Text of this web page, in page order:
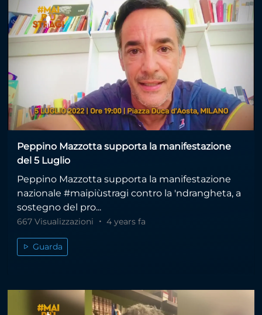
Peppino Mazzotta supporta la manifestazione
del 5 Luglio
Peppino Mazzotta supporta la manifestazione
nazionale #maipiùstragi contro la 'ndrangheta, a
sostegno del pro...
667 Visualizzazioni 4 years fa
Guarda